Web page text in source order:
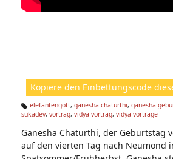
Kopiere den Einbettungscode
Ta
s:
elefantengott, ganesha chaturthi, ganesha
sukadev, vortrag, vidya-vortrag, vidya-vorträge
Ganesha Chaturthi, der Geburtstag
auf den vierten Tag nach Neumond